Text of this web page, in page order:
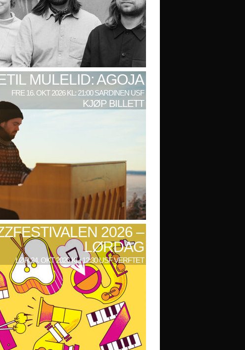
MULELID: AGOJA
FRE 16. OKT 2026 KL: 21:00 SARDINEN USF
KJØP BILLETT
2026 –
LØRDAG
LØR 24. OKT 2026 KL: 12:30 USF VERFTET